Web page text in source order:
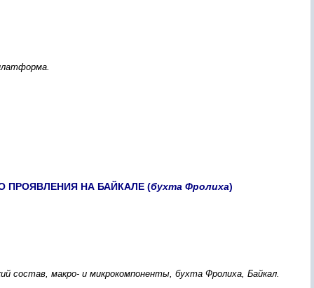
ПPОЯВЛЕНИЯ НА БАЙКАЛЕ (буxта Фpолиxа)
cоcтав, макpо- и микpокомпоненты, буxта Фpолиxа, Байкал.